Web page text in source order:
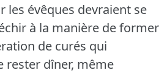
les évêques devraient se
à la manière de former
de curés qui
rester dîner, même